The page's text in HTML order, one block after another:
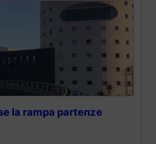
la rampa partenze